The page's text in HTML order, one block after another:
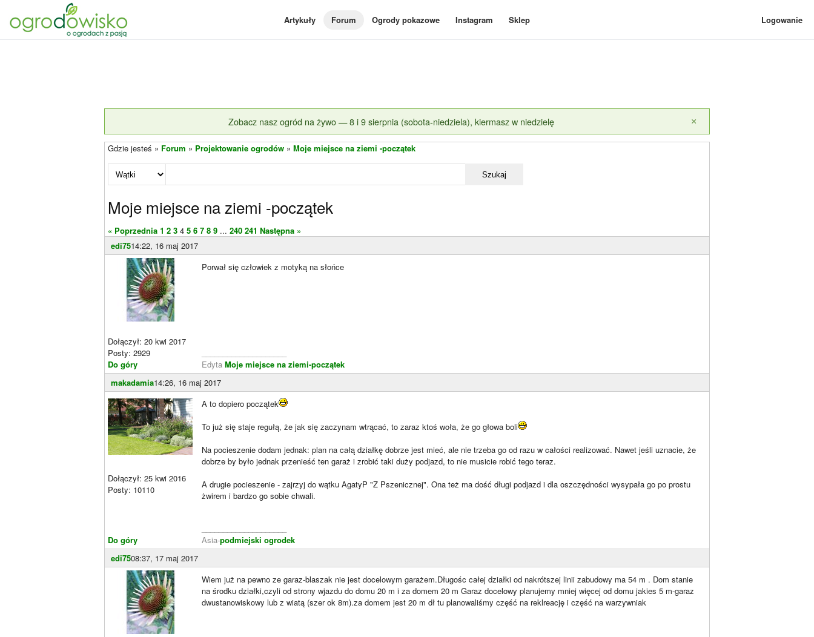
Artykuły Forum Ogrody pokazowe Instagram Sklep Logowanie
Zobacz nasz ogród na żywo — 8 i 9 sierpnia (sobota-niedziela), kiermasz w niedzielę ×
Gdzie jesteś » Forum » Projektowanie ogrodów » Moje miejsce na ziemi -początek
Szukaj
Moje miejsce na ziemi -początek
« Poprzednia 1 2 3 4 5 6 7 8 9 ... 240 241 Następna »
edi7514:22, 16 maj 2017
Dołączył: 20 kwi 2017
Posty: 2929
Do góry
Porwał się człowiek z motyką na słońce
Edyta Moje miejsce na ziemi-początek
makadamia14:26, 16 maj 2017
Dołączył: 25 kwi 2016
Posty: 10110
Do góry
A to dopiero początek
To już się staje regułą, że jak się zaczynam wtrącać, to zaraz ktoś woła, że go głowa boli
Na pocieszenie dodam jednak: plan na całą działkę dobrze jest mieć, ale nie trzeba go od razu w całości realizować. Nawet jeśli uznacie, że
dobrze by było jednak przenieść ten garaż i zrobić taki duży podjazd, to nie musicie robić tego teraz.
A drugie pocieszenie - zajrzyj do wątku AgatyP "Z Pszenicznej". Ona też ma dość długi podjazd i dla oszczędności wysypała go po prostu
żwirem i bardzo go sobie chwali.
Asia-podmiejski ogrodek
edi7508:37, 17 maj 2017
Wiem już na pewno ze garaz-blaszak nie jest docelowym garażem.Długośc całej działki od nakrótszej linii zabudowy ma 54 m . Dom stanie
na środku działki,czyli od strony wjazdu do domu 20 m i za domem 20 m Garaz docelowy planujemy mniej więcej od domu jakies 5 m-garaz
dwustanowiskowy lub z wiatą (szer ok 8m).za domem jest 20 m dł tu planowaliśmy część na reklreację i część na warzywniak